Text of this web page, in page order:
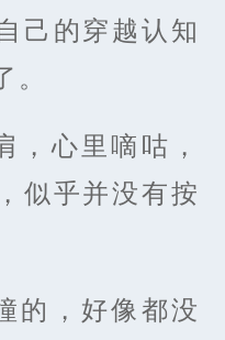
己的穿越认知
，心里嘀咕，
似乎并没有按
的，好像都没